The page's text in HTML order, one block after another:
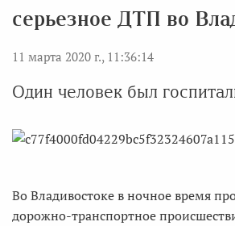
серьезное ДТП во
11 марта 2020 г., 11:36:14
Один человек был
Во Владивостоке в ночное время
дорожно-транспортное